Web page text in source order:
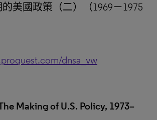
美國政策（二）（1969－1975
dnsa_vw
Making of U.S. Policy, 1973–